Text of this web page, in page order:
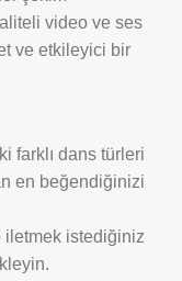
video ve ses
ve etkileyici bir
farklı dans türleri
en beğendiğinizi
istediğiniz